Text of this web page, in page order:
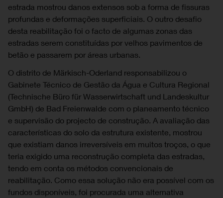
estrada mostrou danos extensos sob a forma de fissuras
profundas e deformações superficiais. O outro desafio
desta reabilitação foi o facto de algumas zonas das
estradas serem constituídas por velhos pavimentos de
betão e passarem por áreas urbanas.
O distrito de Märkisch-Oderland responsabilizou o
Gabinete Técnico de Gestão da Água e Cultura Regional
(Technische Büro für Wasserwirtschaft und Landeskultur
GmbH) de Bad Freienwalde com o planeamento técnico
e supervisão do projecto de construção. A avaliação das
características do solo da estrutura existente, mostrou
que existiam danos irreversíveis em muitos troços, o que
teria exigido uma reconstrução completa das estradas,
tendo em conta os métodos convencionais de
reabilitação. Como essa solução não era possível com os
fundos disponíveis, foi procurada uma alternativa